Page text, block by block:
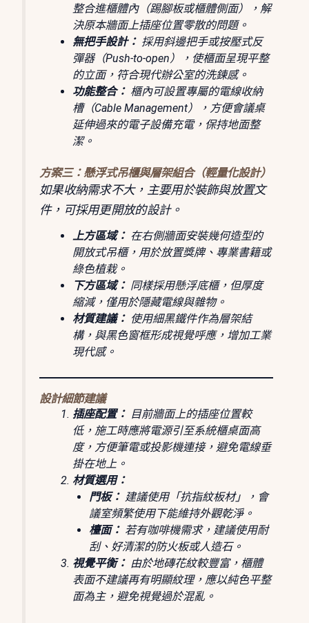
整合進櫃體內（踢腳板或櫃體側面），解
決原本牆面上插座位置零散的問題。
無把手設計： 採用斜邊把手或按壓式反
彈器（Push-to-open），使櫃面呈現平整
的立面，符合現代辦公室的洗鍊感。
功能整合： 櫃內可設置專屬的電線收納
槽（Cable Management），方便會議桌
延伸過來的電子設備充電，保持地面整
潔。
方案三：懸浮式吊櫃與層架組合（輕量化設計）
如果收納需求不大，主要用於裝飾與放置文
件，可採用更開放的設計。
上方區域： 在右側牆面安裝幾何造型的
開放式吊櫃，用於放置獎牌、專業書籍或
綠色植栽。
下方區域： 同樣採用懸浮底櫃，但厚度
縮減，僅用於隱藏電線與雜物。
材質建議： 使用細黑鐵件作為層架結
構，與黑色窗框形成視覺呼應，增加工業
現代感。
設計細節建議
插座配置： 目前牆面上的插座位置較
低，施工時應將電源引至系統櫃桌面高
度，方便筆電或投影機連接，避免電線垂
掛在地上。
材質選用：
門板： 建議使用「抗指紋板材」，會
議室頻繁使用下能維持外觀乾淨。
檯面： 若有咖啡機需求，建議使用耐
刮、好清潔的防火板或人造石。
視覺平衡： 由於地磚花紋較豐富，櫃體
表面不建議再有明顯紋理，應以純色平整
面為主，避免視覺過於混亂。